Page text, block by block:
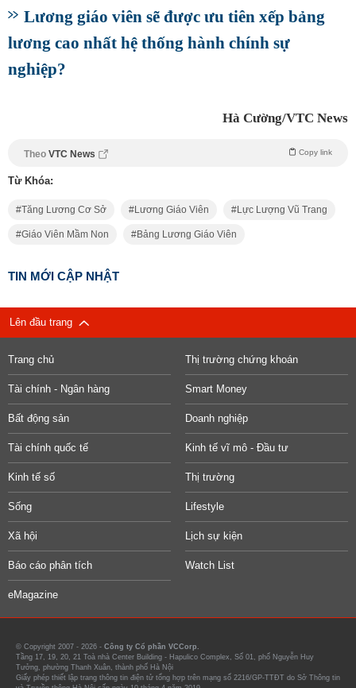
Lương giáo viên sẽ được ưu tiên xếp bảng
lương cao nhất hệ thống hành chính sự
nghiệp?
Hà Cường/VTC News
Theo VTC News Copy link
Từ Khóa:
Tăng Lương Cơ Sở Lương Giáo Viên Lực Lượng Vũ Trang
Giáo Viên Mầm Non Bảng Lương Giáo Viên
TIN MỚI CẬP NHẬT
Lên đầu trang
Trang chủ Thị trường chứng khoán
Tài chính - Ngân hàng Smart Money
Bất động sản Doanh nghiệp
Tài chính quốc tế Kinh tế vĩ mô - Đầu tư
Kinh tế số Thị trường
Sống Lifestyle
Xã hội Lịch sự kiện
Báo cáo phân tích Watch List
eMagazine
© Copyright 2007 - 2026 - Công ty Cổ phần VCCorp.
Tầng 17, 19, 20, 21 Toà nhà Center Building - Hapulico Complex, Số 01, phố Nguyễn Huy
Tưởng, phường Thanh Xuân, thành phố Hà Nội
Giấy phép thiết lập trang thông tin điện tử tổng hợp trên mạng số 2216/GP-TTĐT do Sở Thông tin